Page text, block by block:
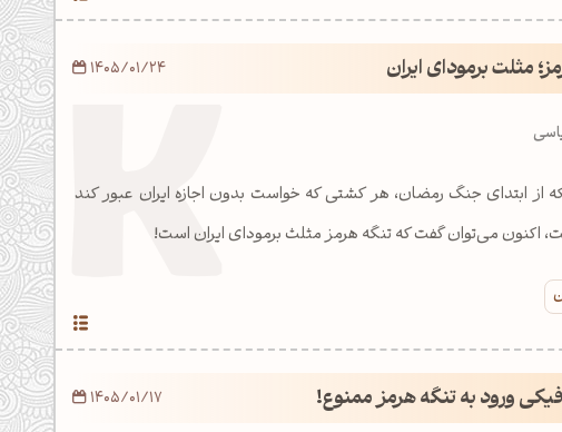
مثلت برمودای ایران
از ابتدای جنگ رمضان، هر کشتی که خواست بدون اجازه ایران عبور کند
اکنون می‌توان گفت که تنگه هرمز مثلث برمودای ایران است!
1405/01/24
ورود به تنگه هرمز ممنوع! 1405/01/17